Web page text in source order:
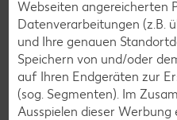
Pfannkuchen-Rezepte
Plätzchen-Rezepte
Smoothie-Rezepte
Webseiten angereicherten
Datenverarbeitungen (z.B.
und Ihre genauen
Speichern von und/oder
auf Ihren Endgeräten zur
(sog. Segmenten). Im
Ausspielen dieser